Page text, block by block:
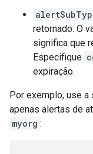
retornado. O
significa que
Especifique
expiração.
Por exemplo, use a
apenas alertas de
myorg :